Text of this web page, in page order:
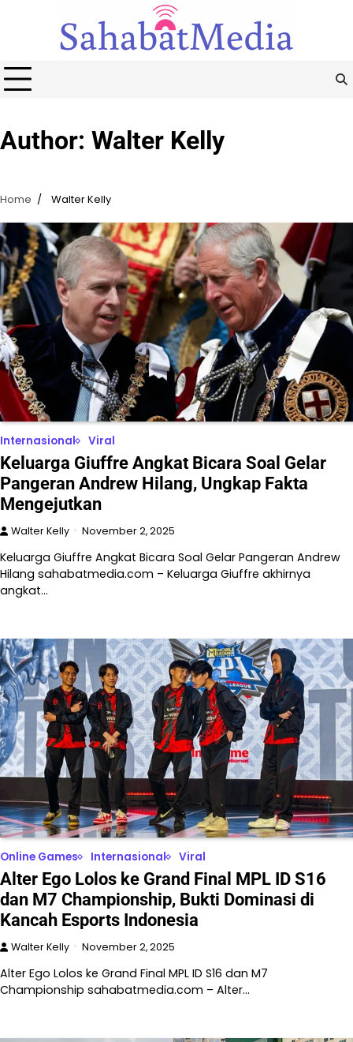
Author: Walter Kelly
Home Walter Kelly
Internasional Viral
Keluarga Giuffre Angkat Bicara Soal Gelar
Pangeran Andrew Hilang, Ungkap Fakta
Mengejutkan
Walter Kelly November 2, 2025
Keluarga Giuffre Angkat Bicara Soal Gelar Pangeran Andrew
Hilang sahabatmedia.com – Keluarga Giuffre akhirnya
angkat…
Online Games Internasional Viral
Alter Ego Lolos ke Grand Final MPL ID S16
dan M7 Championship, Bukti Dominasi di
Kancah Esports Indonesia
Walter Kelly November 2, 2025
Alter Ego Lolos ke Grand Final MPL ID S16 dan M7
Championship sahabatmedia.com – Alter…